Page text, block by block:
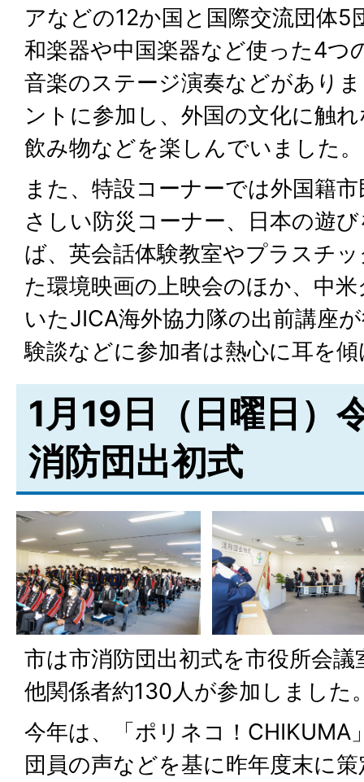
アなどの12か国と国際交流団体5
和楽器や中国楽器など使った4つ
音楽のステージ演奏などがあり
ントに参加し、外国の文化に触
飲み物などを楽しんでいました。
また、特設コーナーでは外国籍
さしい防災コーナー、日本の遊
ば、英会話体験教室やプラスチ
た環境映画の上映会のほか、中
いたJICA海外協力隊の出前講座
験談などに参加者は熱心に耳を
1月19日（日曜日）
消防団出初式
市は市消防団出初式を市役所会
他関係者約130人が参加しました
今年は、「ポリネコ！CHIKUMA
団員の声などを基に昨年度末に